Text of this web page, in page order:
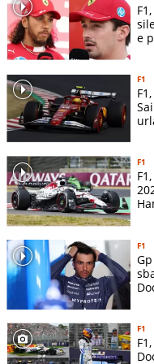
mezzo in Toro Rosso e,
nell’ottobre 2017 passa
gran premi della stagione.
I primi podi di
Nel 2018 va 13 volte a
seguente in Renault
McLaren. Anche grazie
scuderia centra il quarto
arriva invece il primo
conquistato in Brasile.
bissando il 6° posto in
Sainz, il sogno
Per Carlos Sainz Jr si
Maranello, è stato lui
Sebastian Vettel al
e
F1
F1
F1
F1